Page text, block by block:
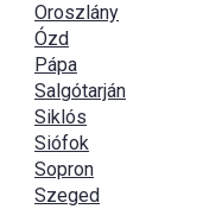
Oroszlány
Ózd
Pápa
Salgótarján
Siklós
Siófok
Sopron
Szeged